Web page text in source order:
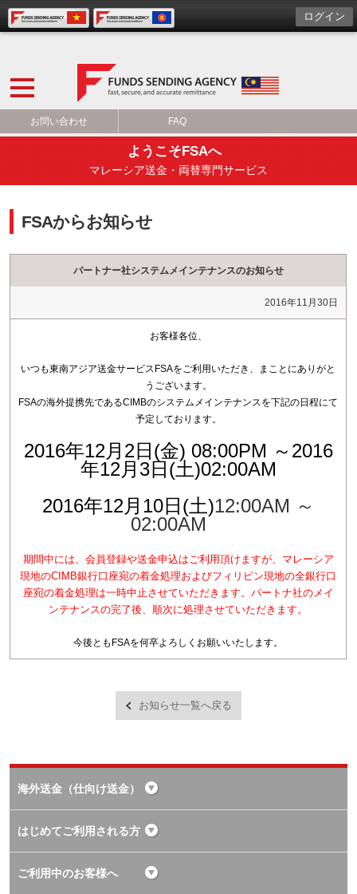
お問い合わせ FAQ
ログイン
ようこそFSAへ
マレーシア送金・両替専門サービス
FSAからお知らせ
パートナー社システムメインテナンスのお知らせ
2016年11月30日
お客様各位、
いつも東南アジア送金サービスFSAをご利用いただき、まことにありがと
うございます。
FSAの海外提携先であるCIMBのシステムメインテナンスを下記の日程にて
予定しております。
2016年12月2日(金) 08:00PM ～2016
年12月3日(土)02:00AM
2016年12月10日(土)12:00AM ～
02:00AM
期間中には、会員登録や送金申込はご利用頂けますが、マレーシア
現地のCIMB銀行口座宛の着金処理およびフィリピン現地の全銀行口
座宛の着金処理は一時中止させていただきます。パートナ社のメイ
ンテナンスの完了後、順次に処理させていただきます。
今後ともFSAを何卒よろしくお願いいたします。
お知らせ一覧へ戻る
海外送金（仕向け送金）
はじめてご利用される方
ご利用中のお客様へ